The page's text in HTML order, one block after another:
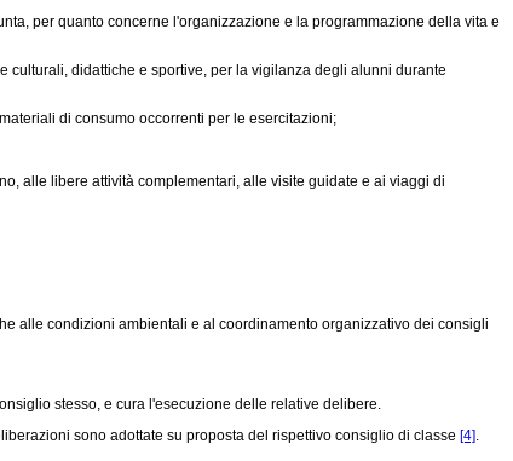
per quanto concerne l'organizzazione e la programmazione della vita e
didattiche e sportive, per la vigilanza degli alunni durante
di consumo occorrenti per le esercitazioni;
alle libere attività complementari, alle visite guidate e ai viaggi di
alle condizioni ambientali e al coordinamento organizzativo dei consigli
stesso, e cura l'esecuzione delle relative delibere.
sono adottate su proposta del rispettivo consiglio di classe [4].